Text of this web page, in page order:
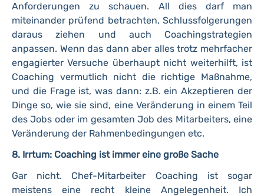
Anforderungen zu schauen. All dies darf man
miteinander prüfend betrachten, Schlussfolgerungen
daraus ziehen und auch Coachingstrategien
anpassen. Wenn das dann aber alles trotz mehrfacher
engagierter Versuche überhaupt nicht weiterhilft, ist
Coaching vermutlich nicht die richtige Maßnahme,
und die Frage ist, was dann: z.B. ein Akzeptieren der
Dinge so, wie sie sind, eine Veränderung in einem Teil
des Jobs oder im gesamten Job des Mitarbeiters, eine
Veränderung der Rahmenbedingungen etc.
8. Irrtum: Coaching ist immer eine große Sache
Gar nicht. Chef-Mitarbeiter Coaching ist sogar
meistens eine recht kleine Angelegenheit. Ich